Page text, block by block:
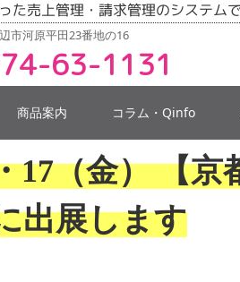
た売上管理・請求管理のシステム
市河原平田23番地の16
63-1131
商品案内 コラム・Qinfo
17（金） 【
出展します